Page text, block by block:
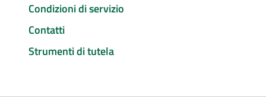
Condizioni di servizio
Contatti
Strumenti di tutela